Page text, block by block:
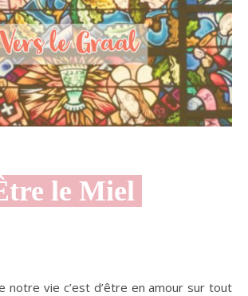
le Miel
notre vie c’est d’être en amour sur tout